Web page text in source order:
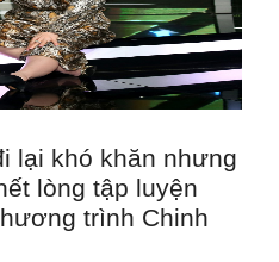
lại khó khăn nhưng
lòng tập luyện
trình Chinh